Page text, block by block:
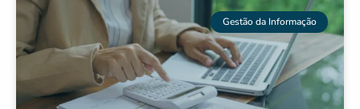
Gestão da Informação